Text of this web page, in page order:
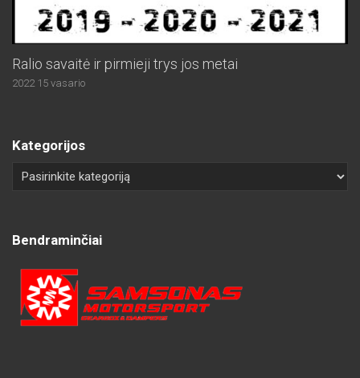
Ralio savaitė ir pirmieji trys jos metai
2022 15 vasario
Kategorijos
Bendraminčiai